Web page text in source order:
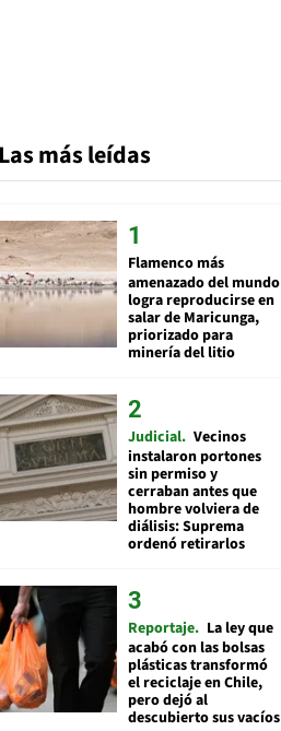
Las más leídas
Flamenco más
amenazado del mundo
logra reproducirse en
salar de Maricunga,
priorizado para
minería del litio
Judicial Vecinos
instalaron portones
sin permiso y
cerraban antes que
hombre volviera de
diálisis: Suprema
ordenó retirarlos
Reportaje La ley que
acabó con las bolsas
plásticas transformó
el reciclaje en Chile,
pero dejó al
descubierto sus vacíos